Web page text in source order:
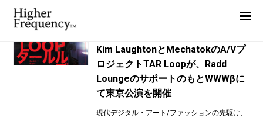
TAG: WRACK
Kim LaughtonとMechatokのA/Vプ
ロジェクトTAR Loopが、Radd
LoungeのサポートのもとWWWβに
て東京公演を開催
現代デジタル・アート/ファッションの先駆け、
News
Interview
Highlight
Report